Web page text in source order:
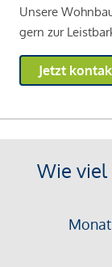
Unsere
gern zur
Jetzt
Wie